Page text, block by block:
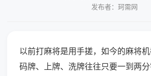
发布者：珂需网
以前打麻将是用手搓，如今的麻将
码牌、上牌、洗牌往往只要一到两